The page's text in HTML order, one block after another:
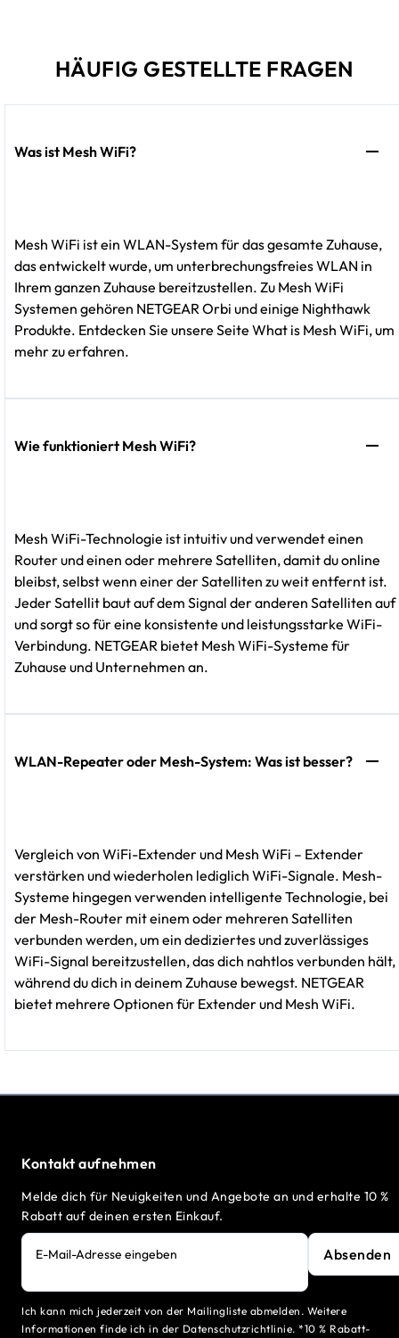
HÄUFIG GESTELLTE FRAGEN
Was ist Mesh WiFi?
Mesh WiFi ist ein WLAN-System für das gesamte Zuhause,
das entwickelt wurde, um unterbrechungsfreies WLAN in
Ihrem ganzen Zuhause bereitzustellen. Zu Mesh WiFi
Systemen gehören NETGEAR Orbi und einige Nighthawk
Produkte. Entdecken Sie unsere Seite What is Mesh WiFi, um
mehr zu erfahren.
Wie funktioniert Mesh WiFi?
Mesh WiFi-Technologie ist intuitiv und verwendet einen
Router und einen oder mehrere Satelliten, damit du online
bleibst, selbst wenn einer der Satelliten zu weit entfernt ist.
Jeder Satellit baut auf dem Signal der anderen Satelliten auf
und sorgt so für eine konsistente und leistungsstarke WiFi-
Verbindung. NETGEAR bietet Mesh WiFi-Systeme für
Zuhause und Unternehmen an.
WLAN-Repeater oder Mesh-System: Was ist besser?
Vergleich von WiFi-Extender und Mesh WiFi – Extender
verstärken und wiederholen lediglich WiFi-Signale. Mesh-
Systeme hingegen verwenden intelligente Technologie, bei
der Mesh-Router mit einem oder mehreren Satelliten
verbunden werden, um ein dediziertes und zuverlässiges
WiFi-Signal bereitzustellen, das dich nahtlos verbunden hält,
während du dich in deinem Zuhause bewegst. NETGEAR
bietet mehrere Optionen für Extender und Mesh WiFi.
Kontakt aufnehmen
Melde dich für Neuigkeiten und Angebote an und erhalte 10 %
Rabatt auf deinen ersten Einkauf.
E-Mail-Adresse eingeben Absenden
Ich kann mich jederzeit von der Mailingliste abmelden. Weitere
Informationen finde ich in der Datenschutzrichtlinie. *10 % Rabatt-